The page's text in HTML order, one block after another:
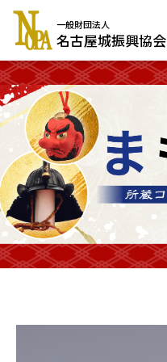
ン
ツ
に
ス
キ
ッ
プ
一般財団法人
名古屋城振興協会